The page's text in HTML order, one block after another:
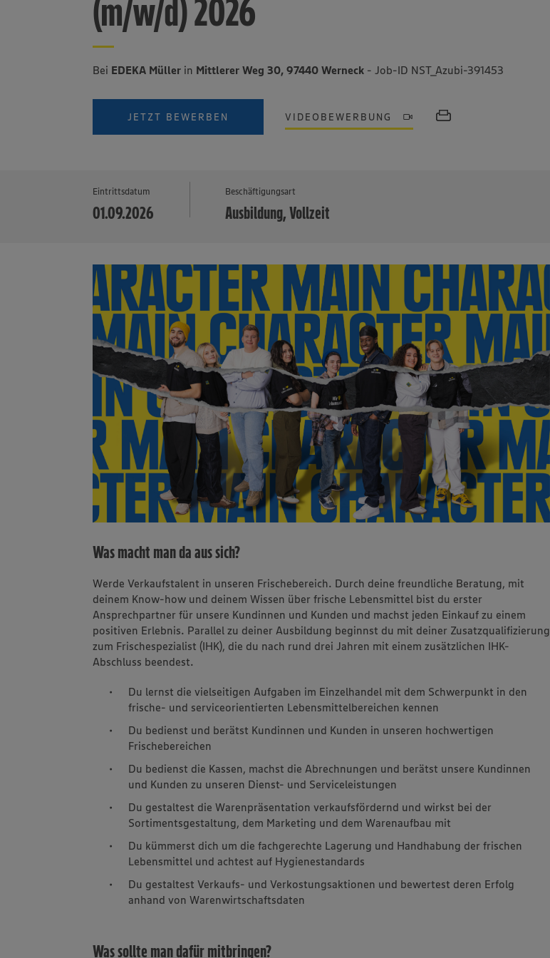
(m/w/d) 2026
Bei EDEKA Müller in Mittlerer Weg 30, 97440 Werneck - Job-ID NST_Azubi-391453
JETZT BEWERBEN VIDEOBEWERBUNG
Eintrittsdatum
01.09.2026
Beschäftigungsart
Ausbildung, Vollzeit
Was macht man da aus sich?
Werde Verkaufstalent in unseren Frischebereich. Durch deine freundliche Beratung, mit
deinem Know-how und deinem Wissen über frische Lebensmittel bist du erster
Ansprechpartner für unsere Kundinnen und Kunden und machst jeden Einkauf zu einem
positiven Erlebnis. Parallel zu deiner Ausbildung beginnst du mit deiner Zusatzqualifizierung
zum Frischespezialist (IHK), die du nach rund drei Jahren mit einem zusätzlichen IHK-
Abschluss beendest.
Du lernst die vielseitigen Aufgaben im Einzelhandel mit dem Schwerpunkt in den
frische- und serviceorientierten Lebensmittelbereichen kennen
Du bedienst und berätst Kundinnen und Kunden in unseren hochwertigen
Frischebereichen
Du bedienst die Kassen, machst die Abrechnungen und berätst unsere Kundinnen
und Kunden zu unseren Dienst- und Serviceleistungen
Du gestaltest die Warenpräsentation verkaufsfördernd und wirkst bei der
Sortimentsgestaltung, dem Marketing und dem Warenaufbau mit
Du kümmerst dich um die fachgerechte Lagerung und Handhabung der frischen
Lebensmittel und achtest auf Hygienestandards
Du gestaltest Verkaufs- und Verkostungsaktionen und bewertest deren Erfolg
anhand von Warenwirtschaftsdaten
Was sollte man dafür mitbringen?